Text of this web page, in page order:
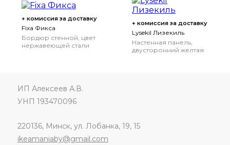
+ комиссия за доставку
Fixa Фикса
Бордюр стенной, цвет
нержавеющей стали
+ комиссия за доставку
Lysekil Лизекиль
Настенная панель,
двусторонний желтая
ИП Алексеев А.В.
УНП 193470096
220136, Минск, ул. Лобанка, 19, 15
ikeamaniaby@gmail.com